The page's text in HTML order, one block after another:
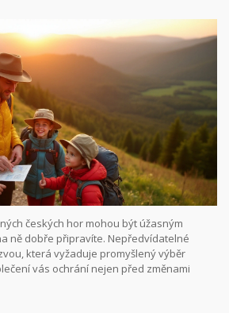
českých hor mohou být úžasným
ně dobře připravíte. Nepředvídatelné
která vyžaduje promyšlený výběr
vás ochrání nejen před změnami